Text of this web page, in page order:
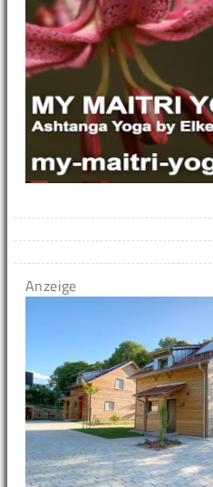
Anzeige